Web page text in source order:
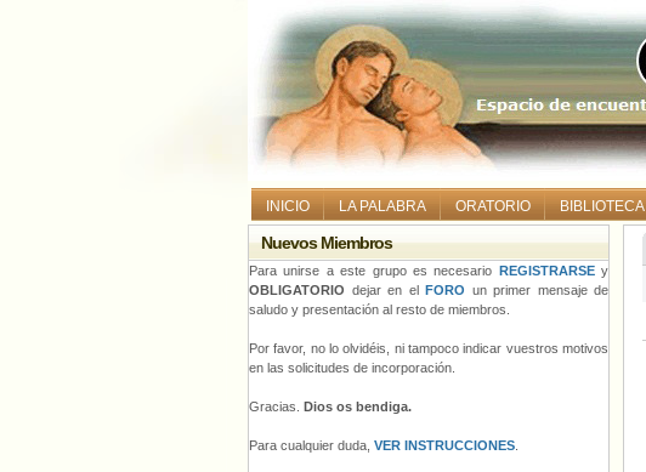
INICIO LA PALABRA ORATORIO BIBLIOTECA
Nuevos Miembros
Para unirse a este grupo es necesario REGISTRARSEy
OBLIGATORIO dejar en el FORO un primer mensaje de
saludo y presentación al resto de miembros.
Por favor, no lo olvidéis, ni tampoco indicar vuestros motivos
en las solicitudes de incorporación.
Gracias. Dios os bendiga.
Para cualquier duda, VER INSTRUCCIONES